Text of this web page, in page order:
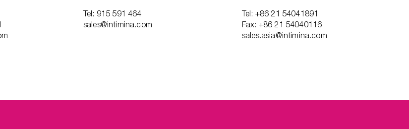
Tel: 915 591 464
sales@intimina.com
Tel: +86 21 54041891
Fax: +86 21 54040116
sales.asia@intimina.com